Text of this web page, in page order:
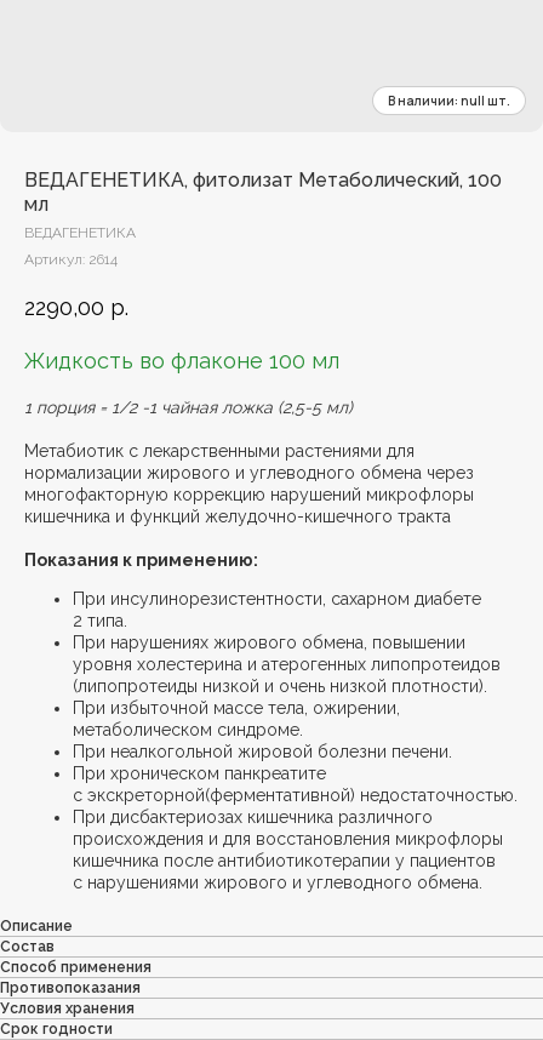
ВЕДАГЕНЕТИКА, фитолизат Метаболический, 100
мл
ВЕДАГЕНЕТИКА
Артикул: 2614
2290,00 р.
Жидкость во флаконе 100 мл
1 порция = 1/2 -1 чайная ложка (2,5-5 мл)
Метабиотик с лекарственными растениями для
нормализации жирового и углеводного обмена через
многофакторную коррекцию нарушений микрофлоры
кишечника и функций желудочно-кишечного тракта
Показания к применению:
При инсулинорезистентности, сахарном диабете
2 типа.
При нарушениях жирового обмена, повышении
уровня холестерина и атерогенных липопротеидов
(липопротеиды низкой и очень низкой плотности).
При избыточной массе тела, ожирении,
метаболическом синдроме.
При неалкогольной жировой болезни печени.
При хроническом панкреатите
с экскреторной(ферментативной) недостаточностью.
При дисбактериозах кишечника различного
происхождения и для восстановления микрофлоры
кишечника после антибиотикотерапии у пациентов
с нарушениями жирового и углеводного обмена.
Описание
Состав
Способ применения
Противопоказания
Условия хранения
Срок годности